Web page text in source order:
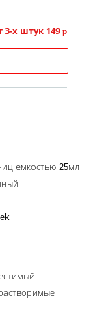
3-х штук 149 p
емкостью 25мл